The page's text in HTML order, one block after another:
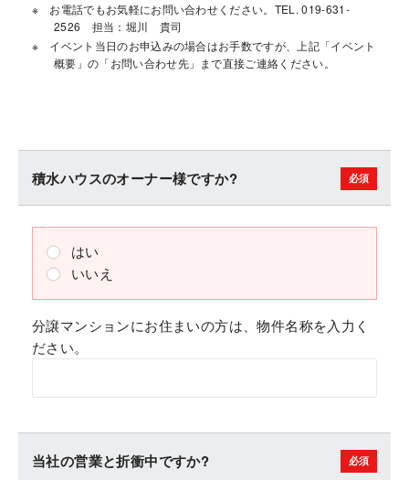
お電話でもお気軽にお問い合わせください。TEL. 019-631-
2526 担当：堀川 貴司
イベント当日のお申込みの場合はお手数ですが、上記「イベント
概要」の「お問い合わせ先」まで直接ご連絡ください。
積水ハウスのオーナー様ですか?
はい
いいえ
分譲マンションにお住まいの方は、物件名称を入力く
ださい。
当社の営業と折衝中ですか?